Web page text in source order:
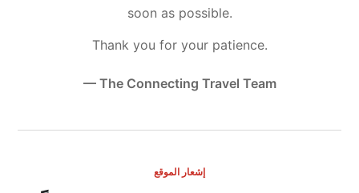
soon as possible.
Thank you for your patience.
— The Connecting Travel Team
إشعار الموقع